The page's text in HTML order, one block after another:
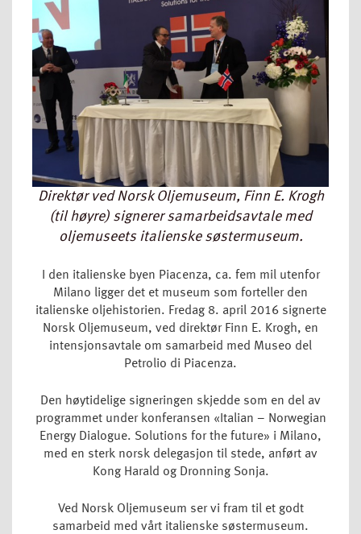
Direktør ved Norsk Oljemuseum, Finn E. Krogh
(til høyre) signerer samarbeidsavtale med
oljemuseets italienske søstermuseum.
I den italienske byen Piacenza, ca. fem mil utenfor
Milano ligger det et museum som forteller den
italienske oljehistorien. Fredag 8. april 2016 signerte
Norsk Oljemuseum, ved direktør Finn E. Krogh, en
intensjonsavtale om samarbeid med Museo del
Petrolio di Piacenza.
Den høytidelige signeringen skjedde som en del av
programmet under konferansen «Italian – Norwegian
Energy Dialogue. Solutions for the future» i Milano,
med en sterk norsk delegasjon til stede, anført av
Kong Harald og Dronning Sonja.
Ved Norsk Oljemuseum ser vi fram til et godt
samarbeid med vårt italienske søstermuseum.